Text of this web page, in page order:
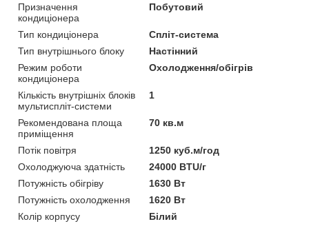
Призначення
кондиціонера
Побутовий
Тип кондиціонера
Спліт-система
Тип внутрішнього блоку
Настінний
Режим роботи
кондиціонера
Охолодження/обігрів
Кількість внутрішніх блоків
мультиспліт-системи
1
Рекомендована площа
приміщення
70 кв.м
Потік повітря
1250 куб.м/год
Охолоджуюча здатність
24000 BTU/г
Потужність обігріву
1630 Вт
Потужність охолодження
1620 Вт
Колір корпусу
Білий